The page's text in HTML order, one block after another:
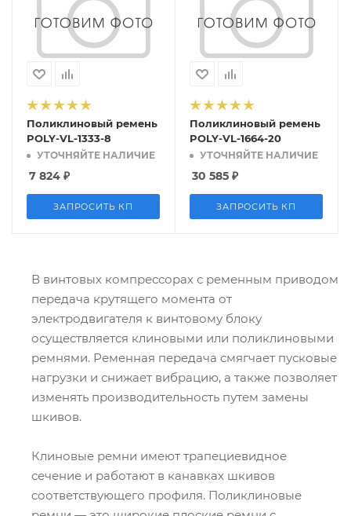
Поликлиновый ремень
POLY-VL-1333-8
УТОЧНЯЙТЕ НАЛИЧИЕ
7 824 ₽
ЗАПРОСИТЬ КП
Поликлиновый ремень
POLY-VL-1664-20
УТОЧНЯЙТЕ НАЛИЧИЕ
30 585 ₽
ЗАПРОСИТЬ КП
В винтовых компрессорах с ременным приводом
передача крутящего момента от
электродвигателя к винтовому блоку
осуществляется клиновыми или поликлиновыми
ремнями. Ременная передача смягчает пусковые
нагрузки и снижает вибрацию, а также позволяет
изменять производительность путем замены
шкивов.
Клиновые ремни имеют трапециевидное
сечение и работают в канавках шкивов
соответствующего профиля. Поликлиновые